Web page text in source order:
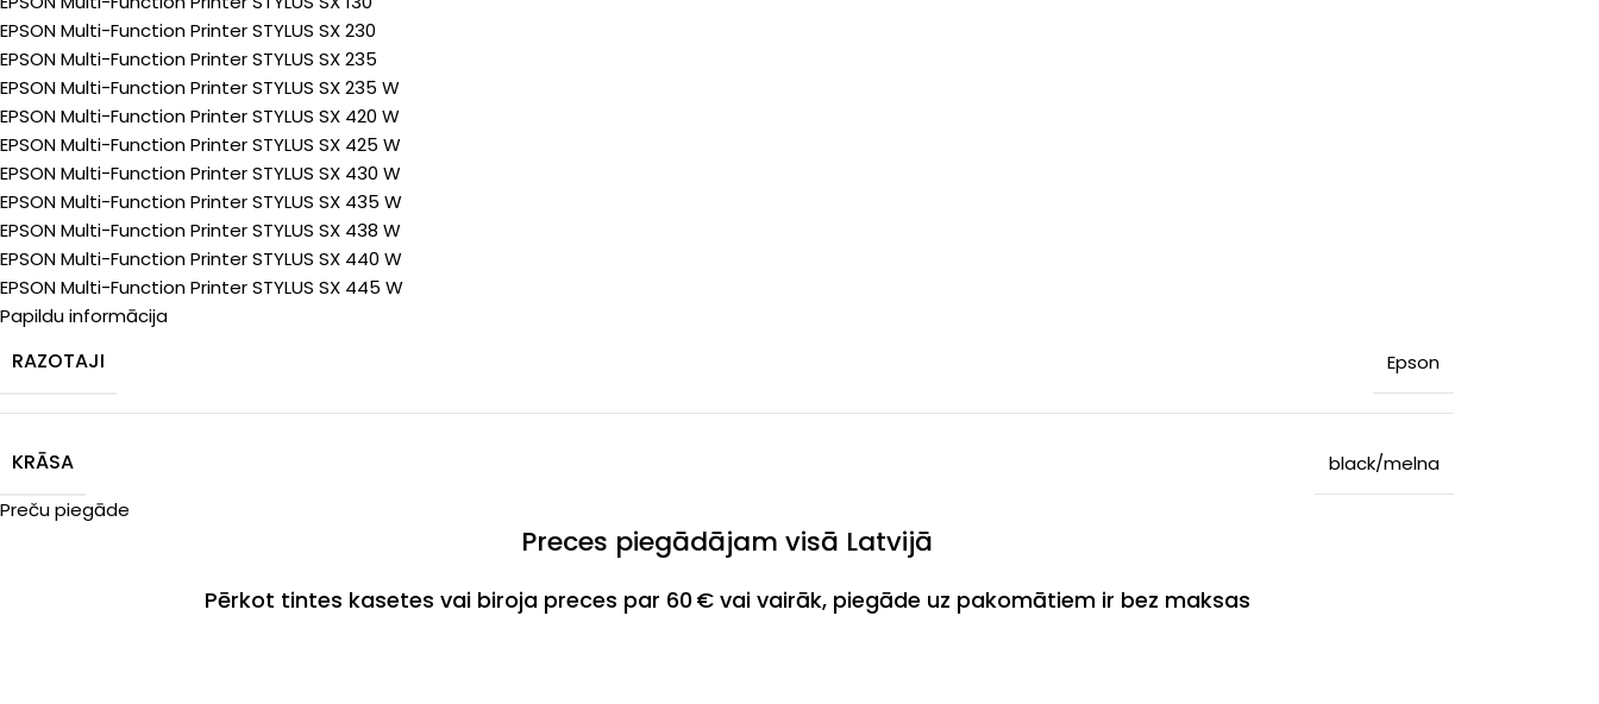
EPSON Multi-Function Printer STYLUS SX 230
EPSON Multi-Function Printer STYLUS SX 235
EPSON Multi-Function Printer STYLUS SX 235 W
EPSON Multi-Function Printer STYLUS SX 420 W
EPSON Multi-Function Printer STYLUS SX 425 W
EPSON Multi-Function Printer STYLUS SX 430 W
EPSON Multi-Function Printer STYLUS SX 435 W
EPSON Multi-Function Printer STYLUS SX 438 W
EPSON Multi-Function Printer STYLUS SX 440 W
EPSON Multi-Function Printer STYLUS SX 445 W
Papildu informācija
RAZOTAJI Epson
KRĀSA
black/melna
Preču piegāde
Preces piegādājam visā Latvijā
Pērkot tintes kasetes vai biroja preces par 60 € vai vairāk, piegāde uz pakomātiem ir bez maksas